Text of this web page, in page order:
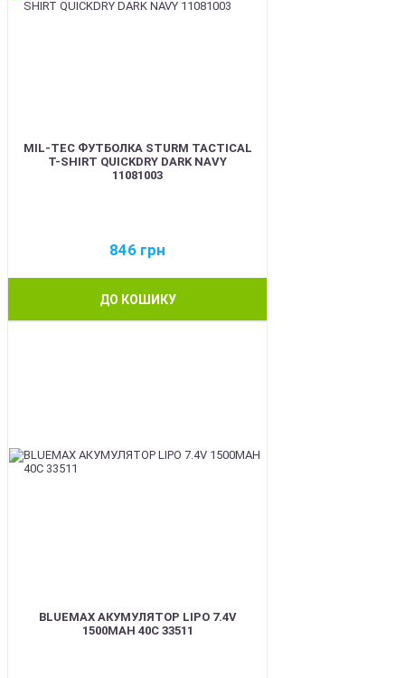
MIL-TEC ФУТБОЛКА STURM TACTICAL
T-SHIRT QUICKDRY DARK NAVY
11081003
846 грн
ДО КОШИКУ
BLUEMAX АКУМУЛЯТОР LIPO 7.4V
1500MAH 40C 33511